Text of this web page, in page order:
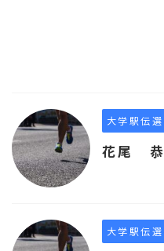
大学駅伝
花尾 恭
大学駅伝